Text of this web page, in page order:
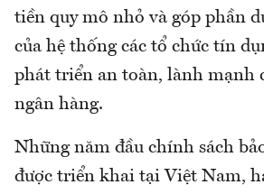
tiền quy mô nhỏ và góp phần
của hệ thống các tổ chức tín
phát triển an toàn, lành mạnh
ngân hàng.
Những năm đầu chính sách
được triển khai tại Việt Nam,